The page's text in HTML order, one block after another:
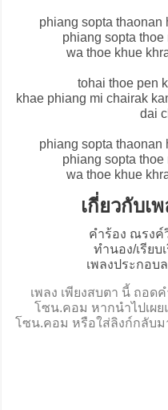
phiang sopta thaonan
phiang sopta
wa thoe khue
tohai thoe pen
khae phiang mi chairak
dai
phiang sopta thaonan
phiang sopta
wa thoe khue
เกี่ยวกับเ
คำร้อง ณรงค์
ทำนอง/เรียบ
เพลงประกอบ
เพลง เพียงสบตา นี้ ถอด
โซน.คอม หากนำไปเผ
โซน.คอม หรือใส่ลิงก์กลับ